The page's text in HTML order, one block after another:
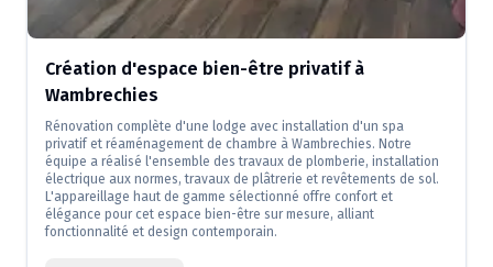
Création d'espace bien-être privatif à
Wambrechies
Rénovation complète d'une lodge avec installation d'un spa
privatif et réaménagement de chambre à Wambrechies. Notre
équipe a réalisé l'ensemble des travaux de plomberie, installation
électrique aux normes, travaux de plâtrerie et revêtements de sol.
L'appareillage haut de gamme sélectionné offre confort et
élégance pour cet espace bien-être sur mesure, alliant
fonctionnalité et design contemporain.